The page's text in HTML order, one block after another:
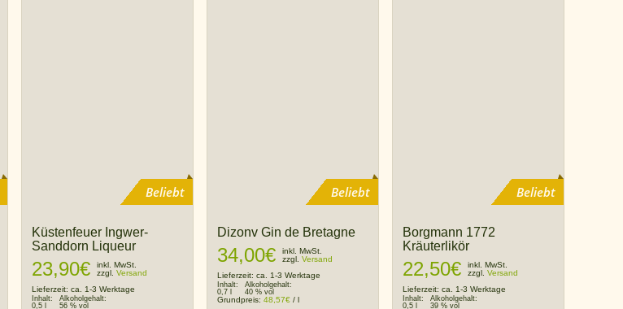
Beliebt
Küstenfeuer Ingwer-
Sanddorn Liqueur
23,90€
inkl. MwSt.
zzgl. Versand
Lieferzeit: ca. 1-3 Werktage
Inhalt:
0,5 l
Alkoholgehalt:
56 % vol
Beliebt
Dizonv Gin de Bretagne
34,00€
inkl. MwSt.
zzgl. Versand
Lieferzeit: ca. 1-3 Werktage
Inhalt:
0,7 l
Alkoholgehalt:
40 % vol
Grundpreis: 48,57€ / l
Beliebt
Borgmann 1772
Kräuterlikör
22,50€
inkl. MwSt.
zzgl. Versand
Lieferzeit: ca. 1-3 Werktage
Inhalt:
0,5 l
Alkoholgehalt:
39 % vol